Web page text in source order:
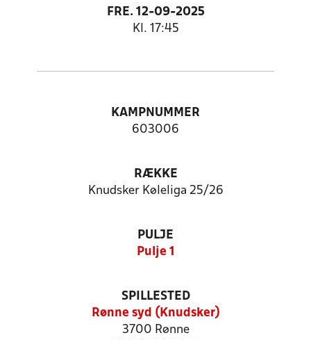
FRE. 12-09-2025
Kl. 17:45
KAMPNUMMER
603006
RÆKKE
Knudsker Køleliga 25/26
PULJE
Pulje 1
SPILLESTED
Rønne syd (Knudsker)
3700 Rønne